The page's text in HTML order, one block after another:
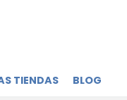
TIENDAS BLOG